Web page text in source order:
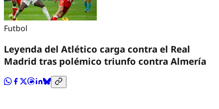
Futbol
Leyenda del Atlético carga contra el Real
Madrid tras polémico triunfo contra Almería